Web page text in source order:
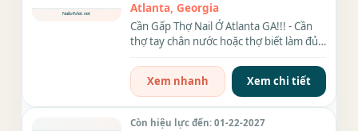
Atlanta, Georgia
Cần Gấp Thợ Nail Ở Atlanta GA!!! - Cần
thợ tay chân nước hoặc thợ biết làm đủ
Xem nhanh
Xem chi tiết
Còn hiệu lực đến: 01-22-2027